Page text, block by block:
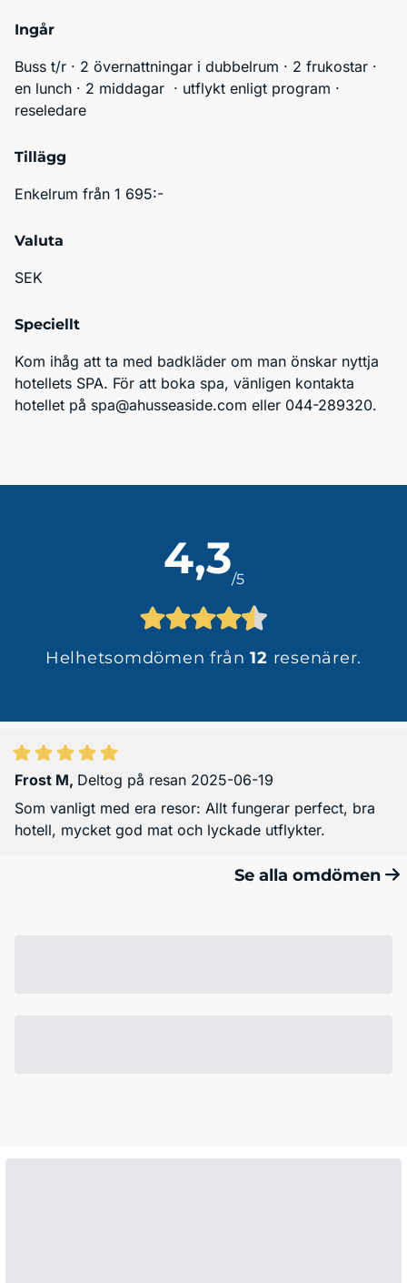
Ingår
Buss t/r · 2 övernattningar i dubbelrum · 2 frukostar ·
en lunch · 2 middagar  · utflykt enligt program ·
reseledare
Tillägg
Enkelrum från 1 695:-
Valuta
SEK
Speciellt
Kom ihåg att ta med badkläder om man önskar nyttja
hotellets SPA. För att boka spa, vänligen kontakta
hotellet på spa@ahusseaside.com eller 044-289320.
4,3/5
Helhetsomdömen från12 resenärer.
Frost M, Deltog på resan 2025-06-19
Som vanligt med era resor: Allt fungerar perfect, bra
hotell, mycket god mat och lyckade utflykter.
Se alla omdömen